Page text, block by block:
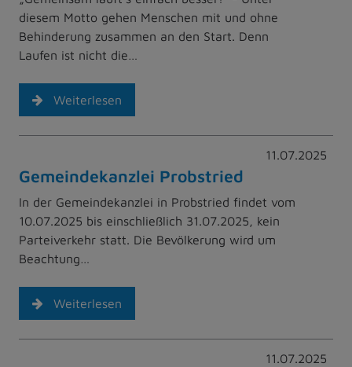
diesem Motto gehen Menschen mit und ohne
Behinderung zusammen an den Start. Denn
Laufen ist nicht die…
Weiterlesen
11.07.2025
Gemeindekanzlei Probstried
In der Gemeindekanzlei in Probstried findet vom
10.07.2025 bis einschließlich 31.07.2025, kein
Parteiverkehr statt. Die Bevölkerung wird um
Beachtung…
Weiterlesen
11.07.2025